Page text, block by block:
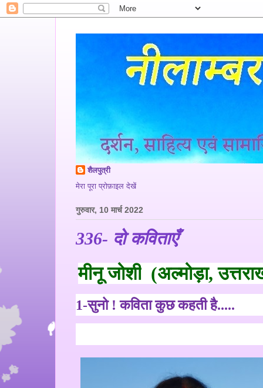
शैलपुत्री
मेरा पूरा प्रोफ़ाइल देखें
गुरुवार, 10 मार्च 2022
336- दो कविताएँ
मीनू जोशी (अल्मोड़ा,
1-सुनो ! कविता कुछ कहती है.....